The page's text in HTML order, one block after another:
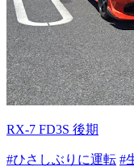
RX-7 FD3S 後期
#ひさしぶりに運転 #